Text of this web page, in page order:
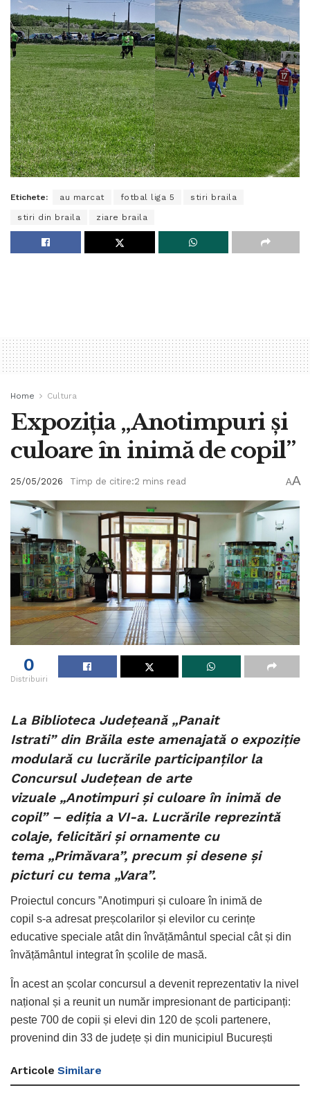
Etichete: au marcat fotbal liga 5 stiri braila
stiri din braila ziare braila
Home Cultura
Expoziția „Anotimpuri și
culoare în inimă de copil”
25/05/2026 Timp de citire:2 mins read AA
0
Distribuiri
La Biblioteca Județeană „Panait
Istrati” din Brăila este amenajată o expoziție
modulară cu lucrările participanților la
Concursul Județean de arte
vizuale „Anotimpuri și culoare în inimă de
copil” – ediția a VI-a. Lucrările reprezintă
colaje, felicitări și ornamente cu
tema „Primăvara”, precum și desene și
picturi cu tema „Vara”.
Proiectul concurs ”Anotimpuri și culoare în inimă de
copil s-a adresat preșcolarilor și elevilor cu cerințe
educative speciale atât din învățământul special cât și din
învățământul integrat în școlile de masă.
În acest an școlar concursul a devenit reprezentativ la nivel
național și a reunit un număr impresionant de participanți:
peste 700 de copii și elevi din 120 de școli partenere,
provenind din 33 de județe și din municipiul București
Articole Similare